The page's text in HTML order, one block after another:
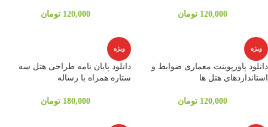
120,000 تومان 120,000 تومان
ویژه
دانلود پاورپوینت معماری ضوابط و
استانداردهای هتل ها
120,000 تومان
ویژه
دانلود پایان نامه طراحی هتل سه
ستاره همراه با رساله
180,000 تومان